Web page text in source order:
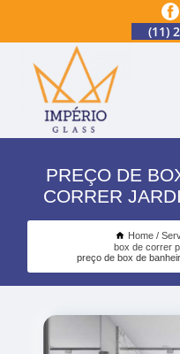
(11)
PREÇO DE
CORRER
Home
box de correr
preço de box de